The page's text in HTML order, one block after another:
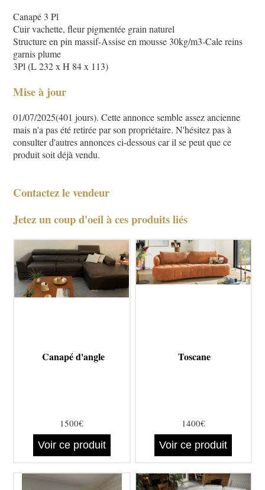
Canapé 3 Pl
Cuir vachette, fleur pigmentée grain naturel
Structure en pin massif-Assise en mousse 30kg/m3-Cale reins
garnis plume
3Pl (L 232 x H 84 x 113)
Mise à jour
01/07/2025(401 jours). Cette annonce semble assez ancienne
mais n'a pas été retirée par son propriétaire. N'hésitez pas à
consulter d'autres annonces ci-dessous car il se peut que ce
produit soit déjà vendu.
Contactez le vendeur
Jetez un coup d'oeil à ces produits liés
Canapé d'angle
1500€
Voir ce produit
Toscane
1400€
Voir ce produit